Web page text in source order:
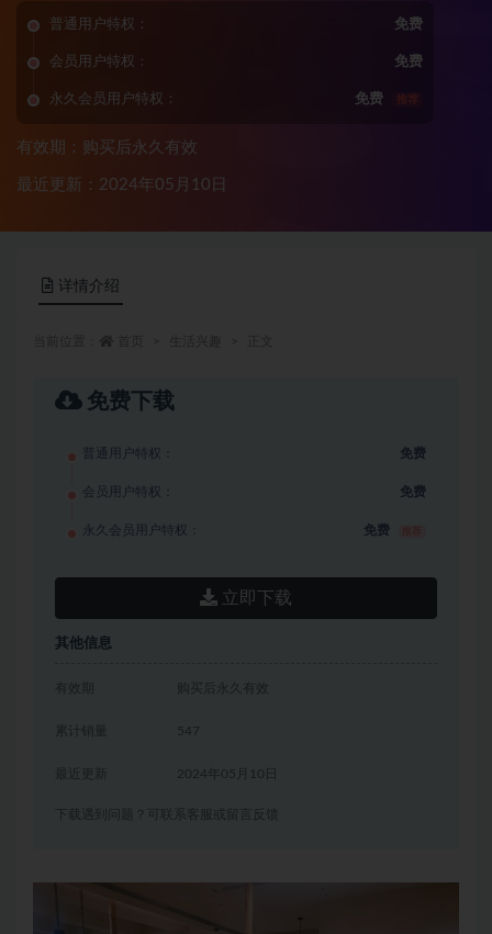
普通用户特权： 免费
会员用户特权： 免费
永久会员用户特权： 免费 推荐
有效期：购买后永久有效
最近更新：2024年05月10日
详情介绍
免费下载
普通用户特权： 免费
会员用户特权： 免费
永久会员用户特权： 免费
立即下载
其他信息
有效期 购买后永久有效
累计销量 547
2024年05月10日
下载遇到问题？可联系客服或留言反馈